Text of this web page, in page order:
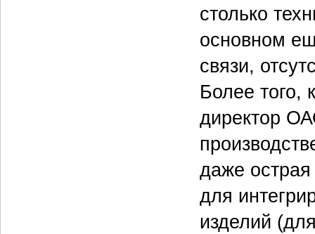
столько
основном
связи,
Более того,
директор
даже
для
изделий